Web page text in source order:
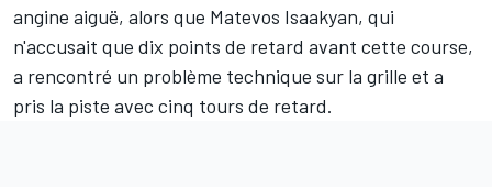
angine aiguë, alors que Matevos Isaakyan, qui
n'accusait que dix points de retard avant cette course,
a rencontré un problème technique sur la grille et a
pris la piste avec cinq tours de retard.